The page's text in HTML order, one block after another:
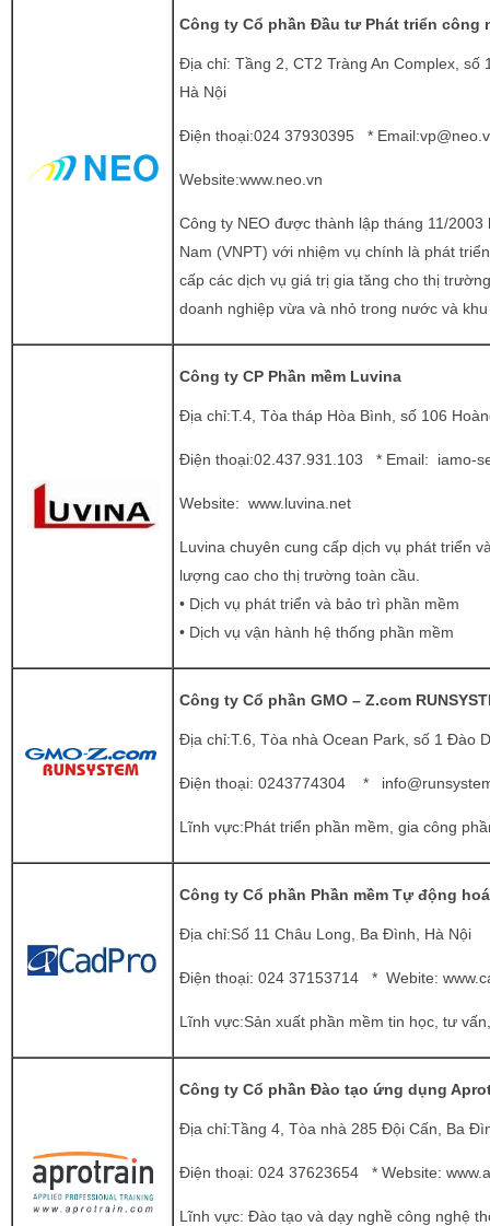
Công ty Cổ phần Đầu tư Phát triển công
Địa chỉ: Tầng 2, CT2 Tràng An Complex,
Hà Nội
Điện thoại:024 37930395 * Email:
Website:www.neo.vn
Công ty NEO được thành lập tháng 11/
Nam (VNPT) với nhiệm vụ chính là phát
cấp các dịch vụ giá trị gia tăng cho thị
doanh nghiệp vừa và nhỏ trong nước và
Công ty CP Phần mềm Luvina
Địa chỉ:T.4, Tòa tháp Hòa Bình, số 106
Điện thoại:02.437.931.103 * Email: iamo-
Website: www.luvina.net
Luvina chuyên cung cấp dịch vụ phát triển
lượng cao cho thị trường toàn cầu.
• Dịch vụ phát triển và bảo trì phần mềm
• Dịch vụ vận hành hệ thống phần mềm
Công ty Cổ phần GMO – Z.com
Địa chỉ:T.6, Tòa nhà Ocean Park, số 1 Đào
Điện thoại: 0243774304 *
Lĩnh vực:Phát triển phần mềm, gia công
Công ty Cổ phần Phần mềm Tự động
Địa chỉ:Số 11 Châu Long, Ba Đình, Hà Nội
Điện thoại: 024 37153714 * Webite:
Lĩnh vực:Sản xuất phần mềm tin học, tư
Công ty Cổ phần Đào tạo ứng dụng
Địa chỉ:Tầng 4, Tòa nhà 285 Đội Cấn, Ba
Điện thoại: 024 37623654 * Website:
Lĩnh vực: Đào tạo và dạy nghề công nghệ